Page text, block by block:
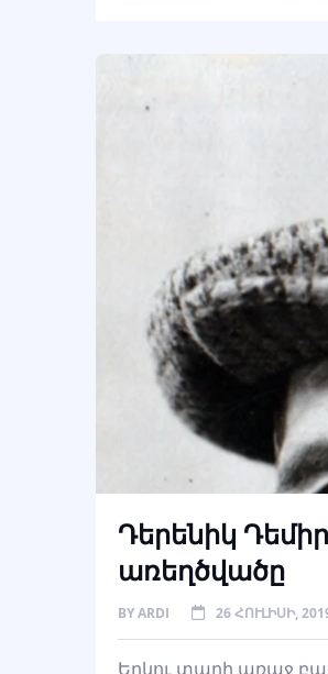
Դերենիկ
առեղծվածը
BYARDI 26 ՀՈՒԼԻՍԻ,
Երկու տարի առաջ